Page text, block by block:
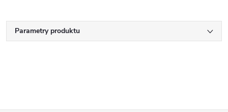
Parametry produktu